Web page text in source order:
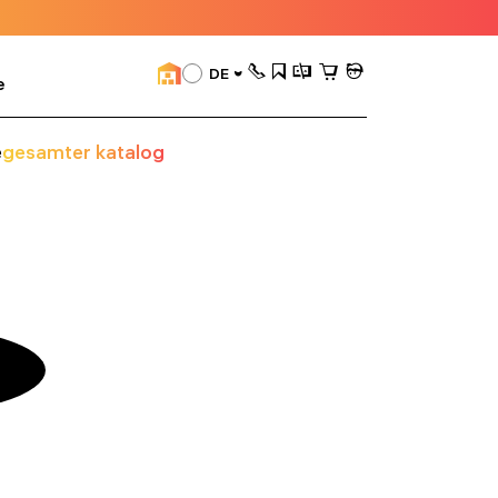
DE
gesamter katalog